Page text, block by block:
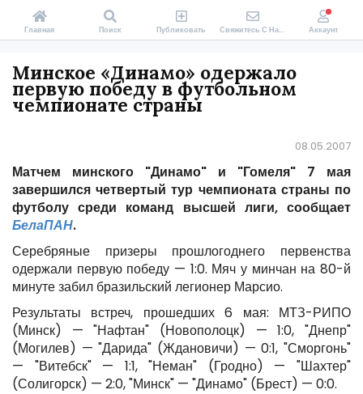
Минское «Динамо» одержало
первую победу в футбольном
чемпионате страны
08.05.2007
Матчем минского "Динамо" и "Гомеля" 7 мая
завершился четвертый тур чемпионата страны по
футболу среди команд высшей лиги, сообщает
БелаПАН.
Серебряные призеры прошлогоднего первенства
одержали первую победу — 1:0. Мяч у минчан на 80-й
минуте забил бразильский легионер Марсио.
Результаты встреч, прошедших 6 мая: МТЗ-РИПО
(Минск) — "Нафтан" (Новополоцк) — 1:0, "Днепр"
(Могилев) — "Дарида" (Ждановичи) — 0:1, "Сморгонь"
— "Витебск" — 1:1, "Неман" (Гродно) — "Шахтер"
(Солигорск) — 2:0, "Минск" — "Динамо" (Брест) — 0:0.
Главная Поиск Публиковать Свяжитесь С Нами Аккаунт